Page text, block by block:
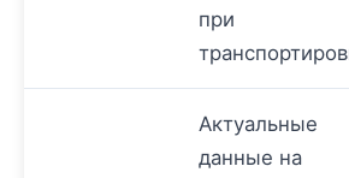
при
Актуальные
данные на